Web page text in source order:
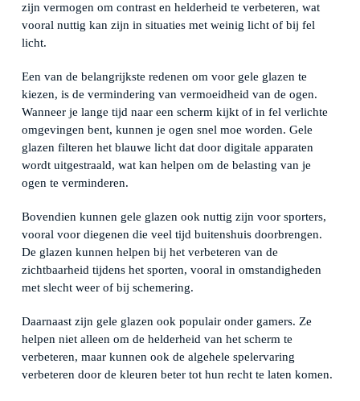
zijn vermogen om contrast en helderheid te verbeteren, wat
vooral nuttig kan zijn in situaties met weinig licht of bij fel
licht.
Een van de belangrijkste redenen om voor gele glazen te
kiezen, is de vermindering van vermoeidheid van de ogen.
Wanneer je lange tijd naar een scherm kijkt of in fel verlichte
omgevingen bent, kunnen je ogen snel moe worden. Gele
glazen filteren het blauwe licht dat door digitale apparaten
wordt uitgestraald, wat kan helpen om de belasting van je
ogen te verminderen.
Bovendien kunnen gele glazen ook nuttig zijn voor sporters,
vooral voor diegenen die veel tijd buitenshuis doorbrengen.
De glazen kunnen helpen bij het verbeteren van de
zichtbaarheid tijdens het sporten, vooral in omstandigheden
met slecht weer of bij schemering.
Daarnaast zijn gele glazen ook populair onder gamers. Ze
helpen niet alleen om de helderheid van het scherm te
verbeteren, maar kunnen ook de algehele spelervaring
verbeteren door de kleuren beter tot hun recht te laten komen.